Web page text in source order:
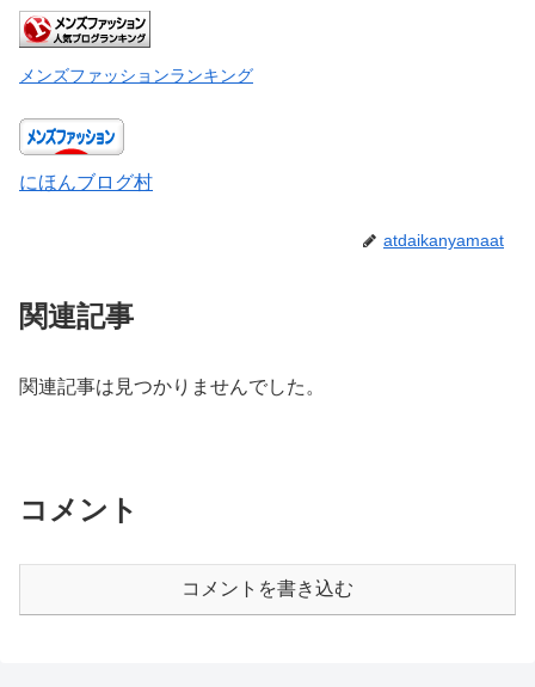
メンズファッションランキング
にほんブログ村
atdaikanyamaat
関連記事
関連記事は見つかりませんでした。
コメント
コメントを書き込む